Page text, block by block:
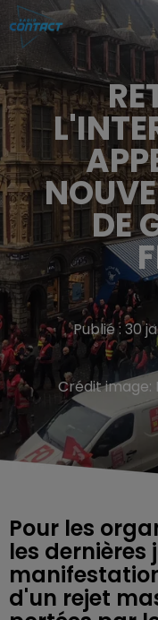
DE
Publié : 30
Crédit image:
Pour les
les dernières
d'un rejet